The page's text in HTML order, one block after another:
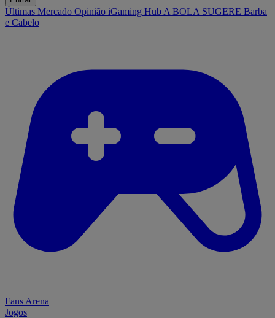
Últimas Mercado Opinião iGaming Hub A BOLA SUGERE Barba
e Cabelo
Fans Arena
Jogos